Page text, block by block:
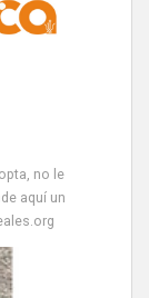
no le
aquí un